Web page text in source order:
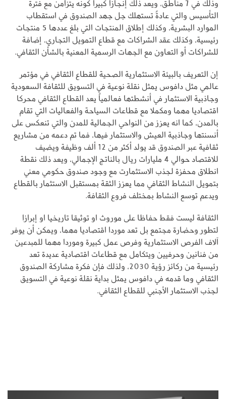
وذلك في 7 مناطق، ويعد ذلك إنجازاً كبيراً كونه يتزامن مع فترة
التأسيس والتي عادةً تستهلك جل جهد الصندوق في استقطاب
الموارد البشرية، وكذلك إطلاق المنتجات التي بلغ عددها 5 منتجات
رئيسية، وكذلك عقد الشراكات مع قطاع التمويل التجاري، إضافة
للشراكات أو التعاون مع الجهات الرسمية المعنية بالشأن الثقافي.
إن التعريف بالبيئة الاستثمارية الصحية للقطاع الثقافي في مؤتمر
عالمي مثل دافوس يمثل نقلة نوعية في التسويق للثقافة السعودية
وجاذبية الاستثمار في أنشطتها فعالمياً يعد القطاع الثقافي محركا
اقتصاديا مهما ومكملا مع قطاعات السياحة والفعاليات التي تقام
بالمدن، كما انه يعزز من النواحي الجمالية للمدن والتي تنعكس على
أنسنتها وجاذبية العيش والاستثمار فيها، فما تم دعمه من مشاريع
ثقافية عبر الصندوق قد يولد أكثر من 12 ألف وظيفة ويضيف
للاقتصاد حوالي 4 مليارات ريال بالناتج الإجمالي، ويعد ذلك نقطة
انطلاق محفزة لجذب الاستثمارت مع وجود صندوق حكومي معني
بتمويل النشاط الثقافي مما يعزز الثقة بمستقبل الاستثمار بالقطاع
ويدعم توسع النشاط بمختلف فروع الثقافة.
الثقافة ليست فقط حفاظا على موروث او توثيقا تاريخيا او إبرازا
لتطور وحضارة مجتمع بل تعد موردا اقتصاديا مهما، ويمكن أن يوفر
آلاف الفرص الاستثمارية وفرص عمل كبيرة وموردا مهما للمبدعين
من فنانين وحرفيين ويتكامل مع قطاعات اقتصادية عديدة تعد
رئيسية من ركائز رؤية 2030، ولذلك فإن فكرة مشاركة الصندوق
الثقافي وما قدمه في دافوس يمثل بداية نقلة نوعية في التسويق
لجذب الاستثمار الأجنبي للقطاع الثقافي.